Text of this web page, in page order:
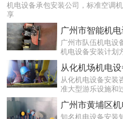
机电设备承包安装公司，标准空调
享
广州市队伍机电设
机电设备安装计划
从化机电设备安装
准大型游乐设施和
知名机电设备安装